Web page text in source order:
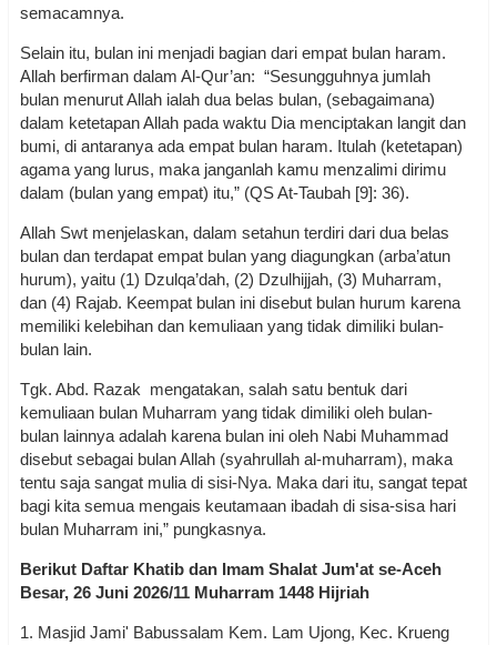
semacamnya.
Selain itu, bulan ini menjadi bagian dari empat bulan haram.
Allah berfirman dalam Al-Qur’an: “Sesungguhnya jumlah
bulan menurut Allah ialah dua belas bulan, (sebagaimana)
dalam ketetapan Allah pada waktu Dia menciptakan langit dan
bumi, di antaranya ada empat bulan haram. Itulah (ketetapan)
agama yang lurus, maka janganlah kamu menzalimi dirimu
dalam (bulan yang empat) itu,” (QS At-Taubah [9]: 36).
Allah Swt menjelaskan, dalam setahun terdiri dari dua belas
bulan dan terdapat empat bulan yang diagungkan (arba’atun
hurum), yaitu (1) Dzulqa’dah, (2) Dzulhijjah, (3) Muharram,
dan (4) Rajab. Keempat bulan ini disebut bulan hurum karena
memiliki kelebihan dan kemuliaan yang tidak dimiliki bulan-
bulan lain.
Tgk. Abd. Razak mengatakan, salah satu bentuk dari
kemuliaan bulan Muharram yang tidak dimiliki oleh bulan-
bulan lainnya adalah karena bulan ini oleh Nabi Muhammad
disebut sebagai bulan Allah (syahrullah al-muharram), maka
tentu saja sangat mulia di sisi-Nya. Maka dari itu, sangat tepat
bagi kita semua mengais keutamaan ibadah di sisa-sisa hari
bulan Muharram ini,” pungkasnya.
Berikut Daftar Khatib dan Imam Shalat Jum'at se-Aceh
Besar, 26 Juni 2026/11 Muharram 1448 Hijriah
1. Masjid Jami' Babussalam Kem. Lam Ujong, Kec. Krueng